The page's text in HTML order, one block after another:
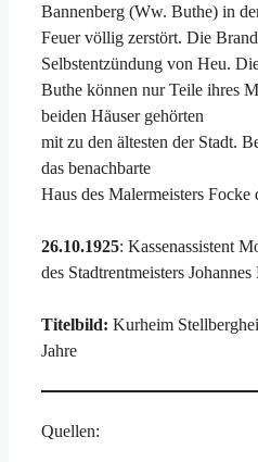
Bannenberg (Ww. Buthe) in
Feuer völlig zerstört. Die
Selbstentzündung von Heu.
Buthe können nur Teile ihres
beiden Häuser gehörten
mit zu den ältesten der Stadt.
das benachbarte
Haus des Malermeisters Focke
26.10.1925: Kassenassistent
des Stadtrentmeisters Johannes
Titelbild: Kurheim
Jahre
Quellen: